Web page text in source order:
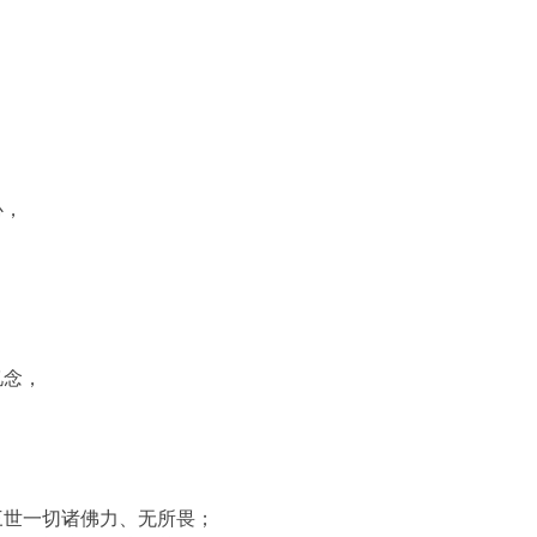
，
一切诸佛力、无所畏；